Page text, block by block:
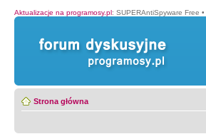
Aktualizacje na programosy.pl: SUPERAntiSpyware Free •
Strona główna